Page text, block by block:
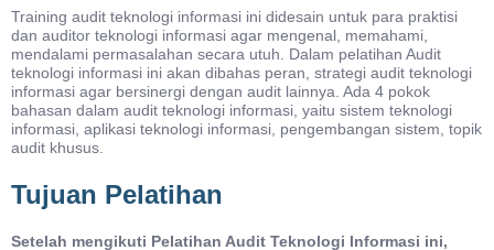
Training audit teknologi informasi ini didesain untuk para praktisi
dan auditor teknologi informasi agar mengenal, memahami,
mendalami permasalahan secara utuh. Dalam pelatihan Audit
teknologi informasi ini akan dibahas peran, strategi audit teknologi
informasi agar bersinergi dengan audit lainnya. Ada 4 pokok
bahasan dalam audit teknologi informasi, yaitu sistem teknologi
informasi, aplikasi teknologi informasi, pengembangan sistem, topik
audit khusus.
Tujuan Pelatihan
Setelah mengikuti Pelatihan Audit Teknologi Informasi ini,